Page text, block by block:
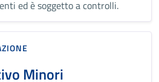
ed è soggetto a controlli.
Minori